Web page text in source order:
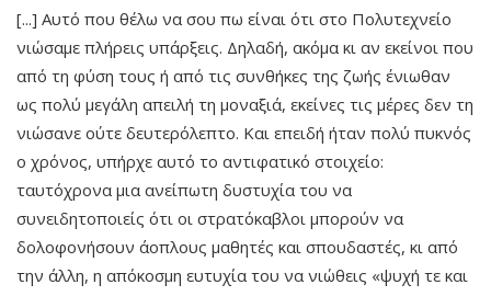
[...] Αυτό που θέλω να σου πω είναι ότι στο Πολυτεχνείο
νιώσαμε πλήρεις υπάρξεις. Δηλαδή, ακόμα κι αν εκείνοι που
από τη φύση τους ή από τις συνθήκες της ζωής ένιωθαν
ως πολύ μεγάλη απειλή τη μοναξιά, εκείνες τις μέρες δεν τη
νιώσανε ούτε δευτερόλεπτο. Και επειδή ήταν πολύ πυκνός
ο χρόνος, υπήρχε αυτό το αντιφατικό στοιχείο:
ταυτόχρονα μια ανείπωτη δυστυχία του να
συνειδητοποιείς ότι οι στρατόκαβλοι μπορούν να
δολοφονήσουν άοπλους μαθητές και σπουδαστές, κι από
την άλλη, η απόκοσμη ευτυχία του να νιώθεις «ψυχή τε και